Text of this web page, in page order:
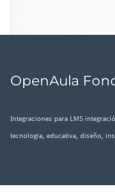
OpenAula
Integraciones para LMS
tecnologia, educativa, diseño,